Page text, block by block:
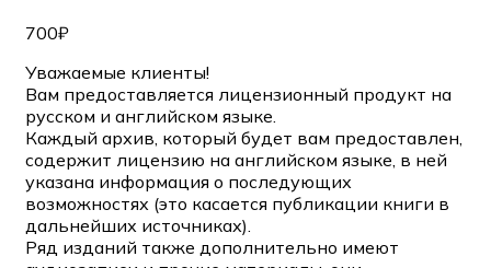
700₽
Уважаемые клиенты!
Вам предоставляется лицензионный продукт на
русском и английском языке.
Каждый архив, который будет вам предоставлен,
содержит лицензию на английском языке, в ней
указана информация о последующих
возможностях (это касается публикации книги в
дальнейших источниках).
Ряд изданий также дополнительно имеют